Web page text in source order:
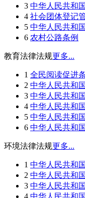
3 中华人民共和
4 社会团体登记
5 中华人民共和
6 农村公路条例
教育法律法规更多...
1 全民阅读促进
2 中华人民共和
3 中华人民共和
4 中华人民共和
5 中华人民共和
6 中华人民共和
环境法律法规更多...
1 中华人民共和
2 中华人民共和
3 中华人民共和
4 中华人民共和